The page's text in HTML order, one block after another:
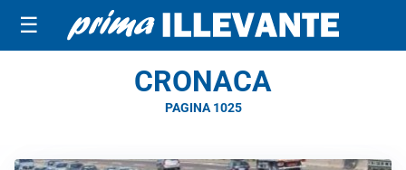
☰
CRONACA
PAGINA 1025